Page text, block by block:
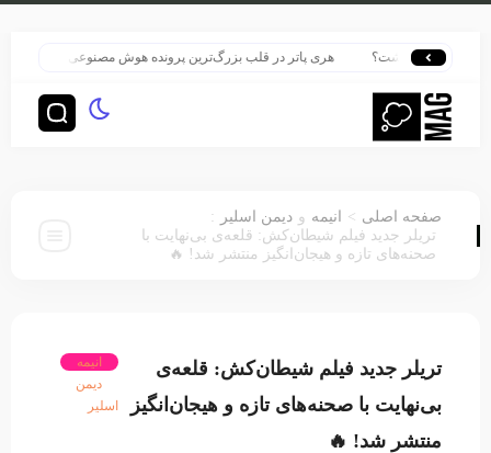
زنده نگه داشت؟ هری پاتر در قلب بزرگ‌ترین پرونده هوش مصنوعی
صفحه اصلی > انیمه و دیمن اسلیر
:
تریلر جدید فیلم شیطان‌کش: قلعه‌ی بی‌نهایت با
صحنه‌های تازه و هیجان‌انگیز منتشر شد! 🔥
تریلر جدید فیلم شیطان‌کش: قلعه‌ی
بی‌نهایت با صحنه‌های تازه و هیجان‌انگیز
منتشر شد! 🔥
انیمه
دیمن
اسلیر